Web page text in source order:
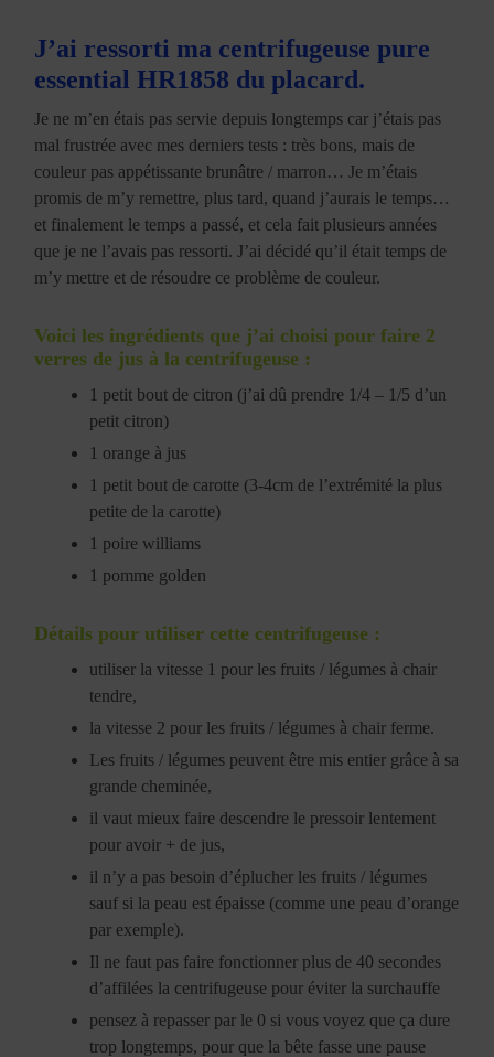
J’ai ressorti ma centrifugeuse pure
essential HR1858 du placard.
Je ne m’en étais pas servie depuis longtemps car j’étais pas
mal frustrée avec mes derniers tests : très bons, mais de
couleur pas appétissante brunâtre / marron… Je m’étais
promis de m’y remettre, plus tard, quand j’aurais le temps…
et finalement le temps a passé, et cela fait plusieurs années
que je ne l’avais pas ressorti. J’ai décidé qu’il était temps de
m’y mettre et de résoudre ce problème de couleur.
Voici les ingrédients que j’ai choisi pour faire 2
verres de jus à la centrifugeuse :
1 petit bout de citron (j’ai dû prendre 1/4 – 1/5 d’un
petit citron)
1 orange à jus
1 petit bout de carotte (3-4cm de l’extrémité la plus
petite de la carotte)
1 poire williams
1 pomme golden
Détails pour utiliser cette centrifugeuse :
utiliser la vitesse 1 pour les fruits / légumes à chair
tendre,
la vitesse 2 pour les fruits / légumes à chair ferme.
Les fruits / légumes peuvent être mis entier grâce à sa
grande cheminée,
il vaut mieux faire descendre le pressoir lentement
pour avoir + de jus,
il n’y a pas besoin d’éplucher les fruits / légumes
sauf si la peau est épaisse (comme une peau d’orange
par exemple).
Il ne faut pas faire fonctionner plus de 40 secondes
d’affilées la centrifugeuse pour éviter la surchauffe
pensez à repasser par le 0 si vous voyez que ça dure
trop longtemps, pour que la bête fasse une pause